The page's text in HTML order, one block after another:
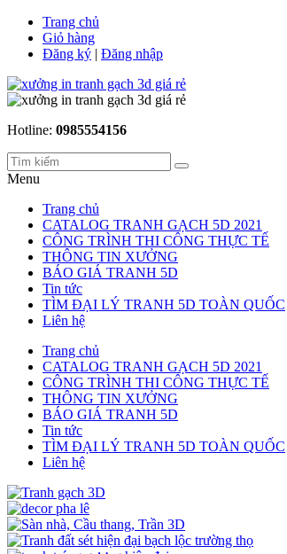
Trang chủ
Giỏ hàng
Đăng ký | Đăng nhập
Hotline: 0985554156
Menu
Trang chủ
CATALOG TRANH GẠCH 5D 2021
CÔNG TRÌNH THI CÔNG THỰC TẾ
THÔNG TIN XƯỞNG
BÁO GIÁ TRANH 5D
Tin tức
TÌM ĐẠI LÝ TRANH 5D TOÀN QUỐC
Liên hệ
Trang chủ
CATALOG TRANH GẠCH 5D 2021
CÔNG TRÌNH THI CÔNG THỰC TẾ
THÔNG TIN XƯỞNG
BÁO GIÁ TRANH 5D
Tin tức
TÌM ĐẠI LÝ TRANH 5D TOÀN QUỐC
Liên hệ